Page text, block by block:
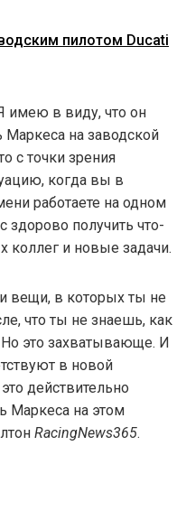
пилотом Ducati
имею в виду, что он
на заводской
с точки зрения
когда вы в
работаете на одном
здорово получить что-
коллег и новые задачи.
вещи, в которых ты не
что ты не знаешь, как
это захватывающе. И
в новой
действительно
Маркеса на этом
RacingNews365.